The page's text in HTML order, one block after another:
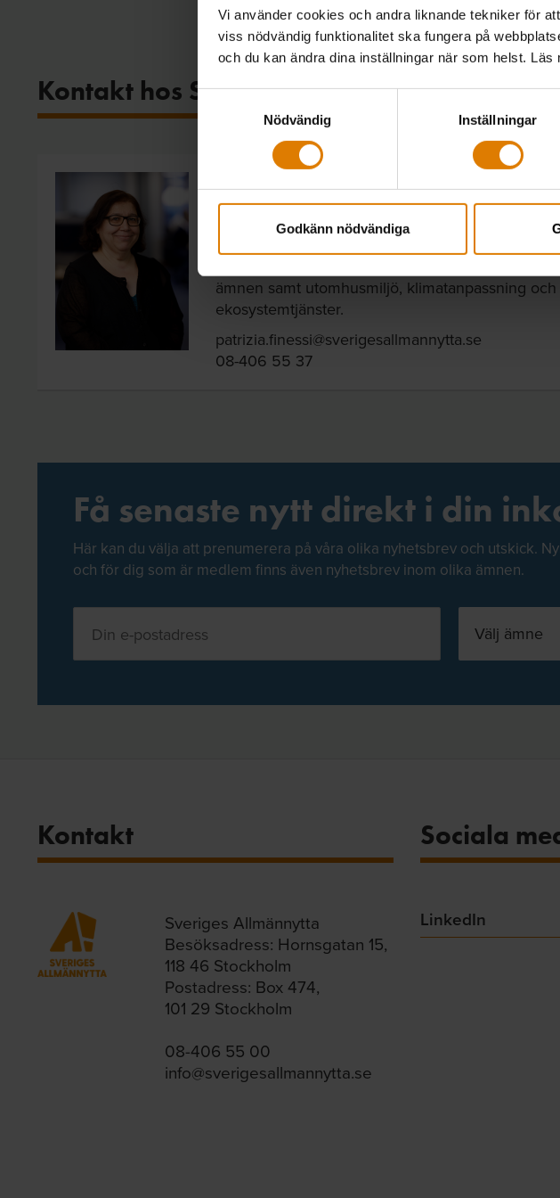
Vi använder cookies och andra liknande tekniker för
viss nödvändig funktionalitet ska fungera på
och du kan ändra dina inställningar när som helst. Läs
Samtyckesval
Nödvändig
Inställningar
Godkänn nödvändiga
Kontakt hos Sveriges Allmännytta
Patrizia Finessi
Expert miljö, Fastighet & Hållbarhet
ämnen samt utomhusmiljö, klimatanpassning och
ekosystemtjänster.
patrizia.finessi@sverigesallmannytta.se
08-406 55 37
Få senaste nytt direkt i din
Här kan du välja att prenumerera på våra olika nyhetsbrev och utskick.
och för dig som är medlem finns även nyhetsbrev inom olika ämnen.
Välj ämne
Kontakt
Sveriges Allmännytta
Besöksadress: Hornsgatan 15,
118 46 Stockholm
Postadress: Box 474,
101 29 Stockholm
08-406 55 00
info@sverigesallmannytta.se
Sociala
LinkedIn